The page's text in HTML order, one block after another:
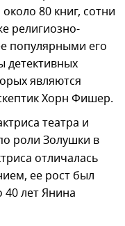
80 книг, сотни
религиозно-
популярными его
детективных
являются
Хорн Фишер.
театра и
роли Золушки в
отличалась
ее рост был
40 лет Янина